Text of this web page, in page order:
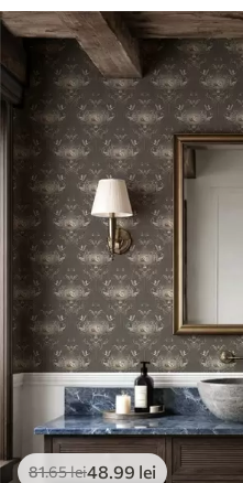
81.65lei48.99 lei